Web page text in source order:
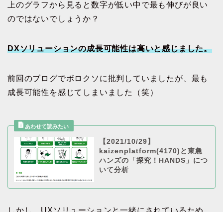
上のグラフから見ると数字が低い中で最も伸びが良い
のではないでしょうか？
DXソリューションの成長可能性は高いと感じました。
前回のブログでボロクソに批判していましたが、最も
成長可能性を感じてしまいました（笑）
【2021/10/29】
kaizenplatform(4170)と東急
ハンズの「探究！HANDS」につ
いて分析
しかし、UXソリューションと一緒にされているため、